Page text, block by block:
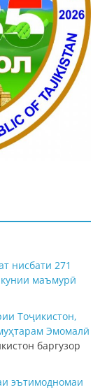
нисбати 271
маъмурӣ
Тоҷикистон,
Эмомалӣ
баргузор
эътимодномаи